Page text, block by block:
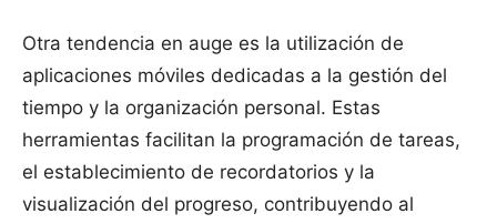
Otra tendencia en auge es la utilización de
aplicaciones móviles dedicadas a la gestión del
tiempo y la organización personal. Estas
herramientas facilitan la programación de tareas,
el establecimiento de recordatorios y la
visualización del progreso, contribuyendo al